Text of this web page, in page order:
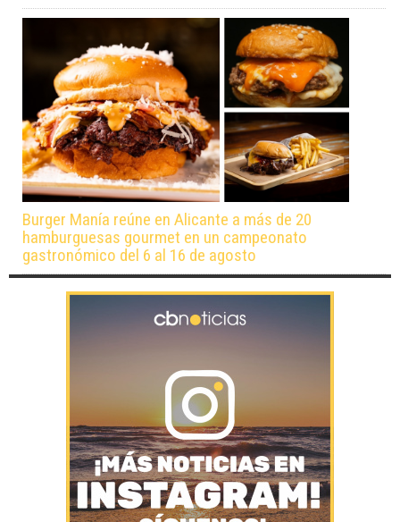
Burger Manía reúne en Alicante a más de 20
hamburguesas gourmet en un campeonato
gastronómico del 6 al 16 de agosto